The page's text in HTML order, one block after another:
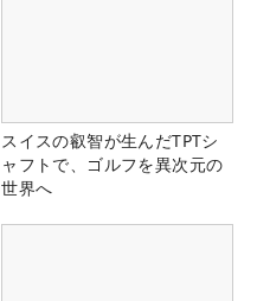
スイスの叡智が生んだTPTシ
ャフトで、ゴルフを異次元の
世界へ